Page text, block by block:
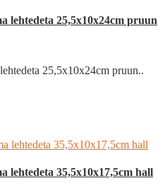
lehtedeta 25,5x10x24cm pruun
25,5x10x24cm pruun..
lehtedeta 35,5x10x17,5cm hall